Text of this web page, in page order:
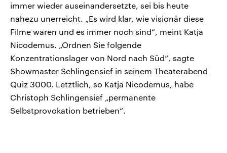
immer wieder auseinandersetzte, sei bis heute
nahezu unerreicht. „Es wird klar, wie visionär diese
Filme waren und es immer noch sind“, meint Katja
Nicodemus. „Ordnen Sie folgende
Konzentrationslager von Nord nach Süd“, sagte
Showmaster Schlingensief in seinem Theaterabend
Quiz 3000. Letztlich, so Katja Nicodemus, habe
Christoph Schlingensief „permanente
Selbstprovokation betrieben“.